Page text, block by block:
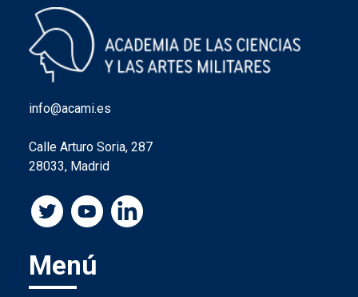
info@acami.es
Calle Arturo Soria, 287
28033, Madrid
Menú